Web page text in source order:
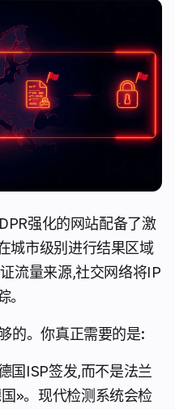
强化的网站配备了激
城市级别进行结果区域
流量来源,社交网络将IP
的。你真正需要的是:
国ISP签发,而不是法兰
»。现代检测系统会检